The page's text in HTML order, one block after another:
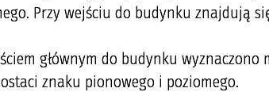
Przy wejściu do budynku znajdują
głównym do budynku wyznaczono
znaku pionowego i poziomego.